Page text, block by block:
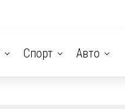
Спорт Авто